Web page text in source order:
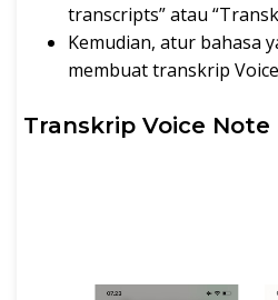
transcripts” atau
Kemudian, atur bahasa
membuat transkrip
Transkrip Voice Note